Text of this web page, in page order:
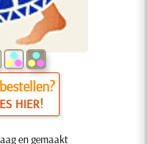
HIER!
en gemaakt